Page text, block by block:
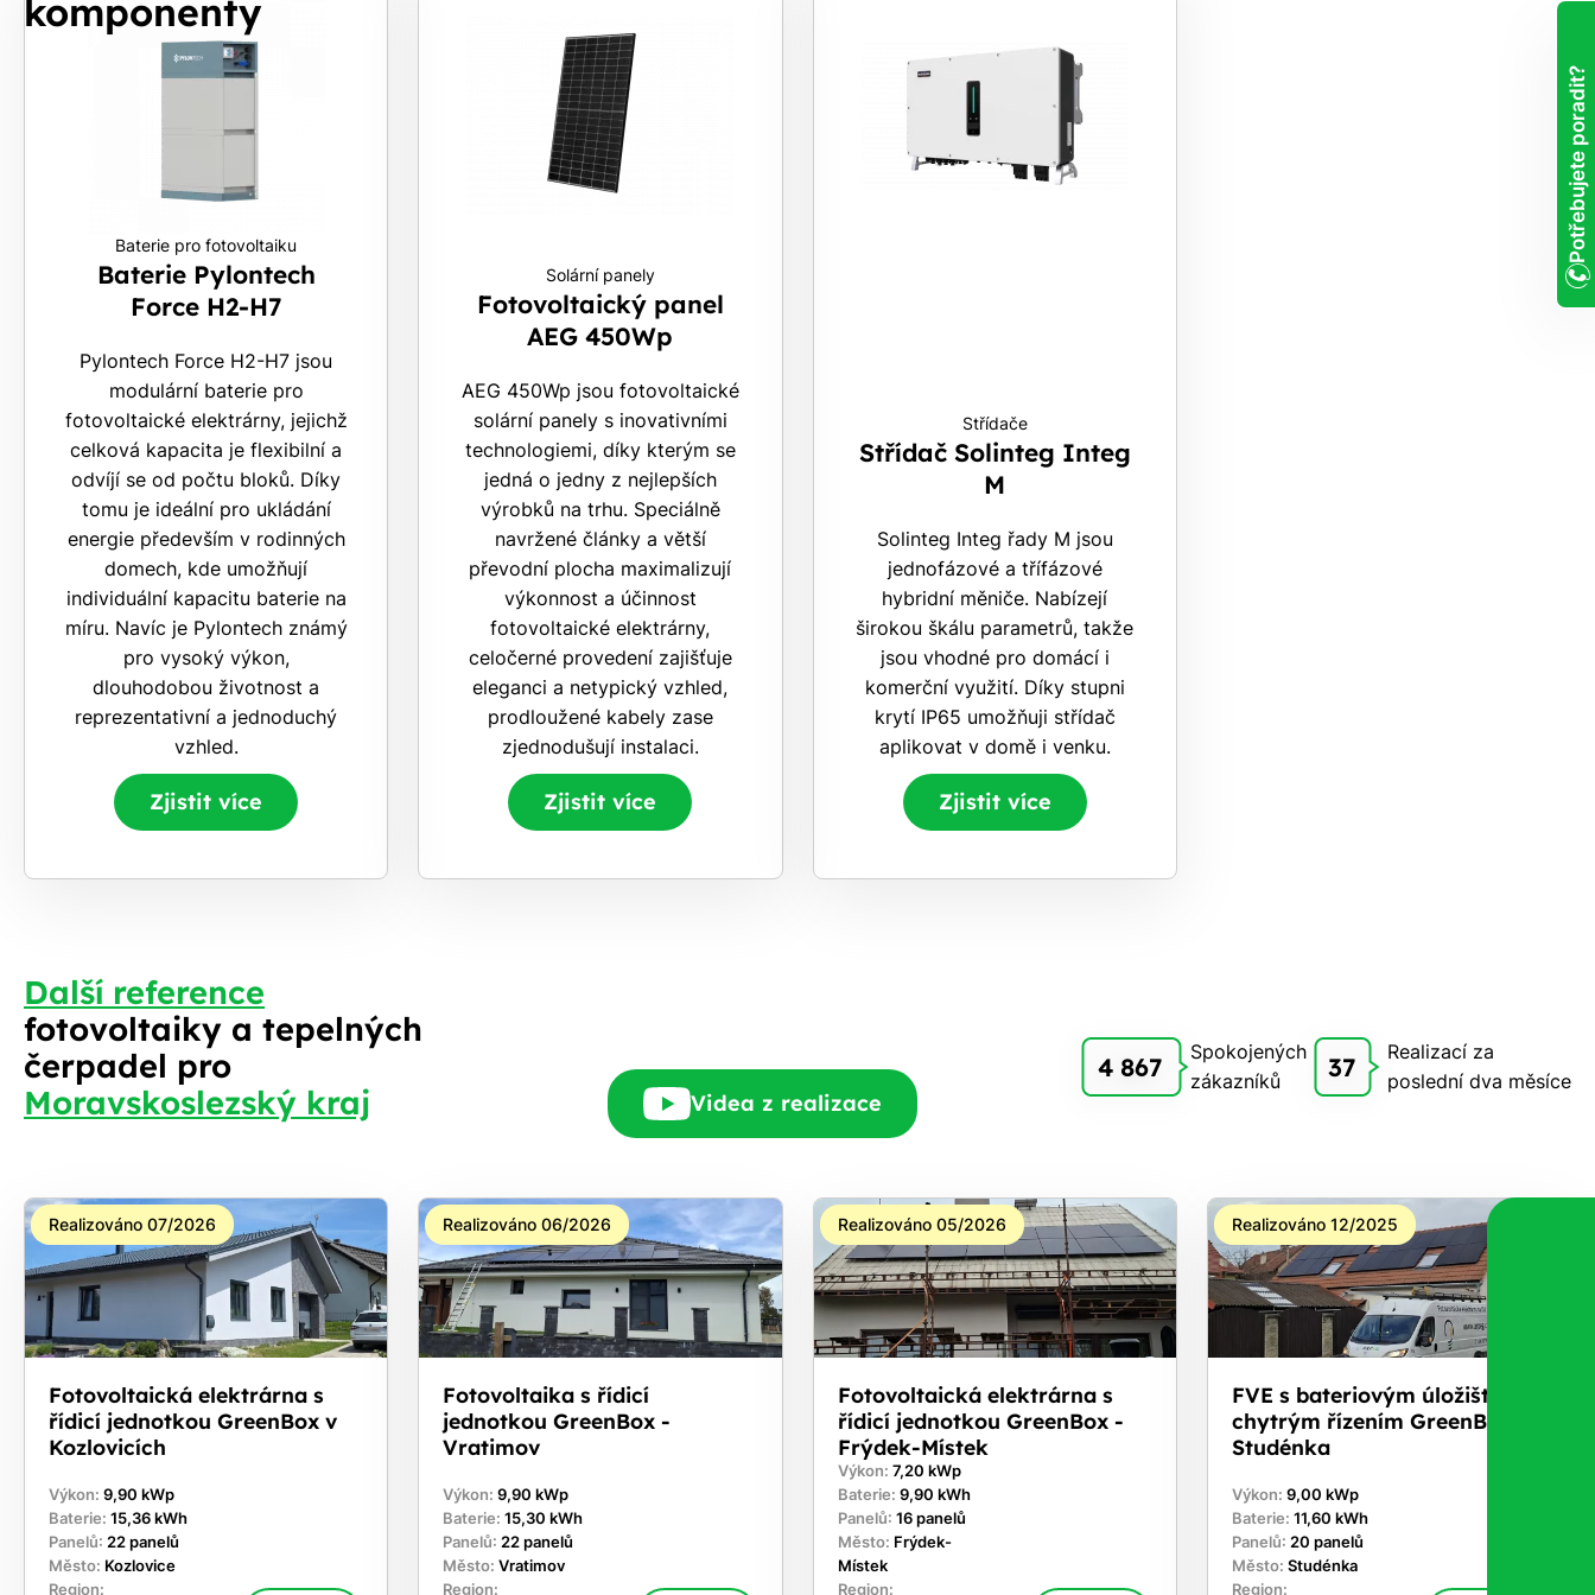
nic Vás to nestojí.
komponenty
Baterie pro fotovoltaiku
Baterie Pylontech
Force H2-H7
Pylontech Force H2-H7 jsou
modulární baterie pro
fotovoltaické elektrárny, jejichž
celková kapacita je flexibilní a
odvíjí se od počtu bloků. Díky
tomu je ideální pro ukládání
energie především v rodinných
domech, kde umožňují
individuální kapacitu baterie na
míru. Navíc je Pylontech známý
pro vysoký výkon,
dlouhodobou životnost a
reprezentativní a jednoduchý
vzhled.
Zjistit více
Solární panely
Fotovoltaický panel
AEG 450Wp
AEG 450Wp jsou fotovoltaické
solární panely s inovativními
technologiemi, díky kterým se
jedná o jedny z nejlepších
výrobků na trhu. Speciálně
navržené články a větší
převodní plocha maximalizují
výkonnost a účinnost
fotovoltaické elektrárny,
celočerné provedení zajišťuje
eleganci a netypický vzhled,
prodloužené kabely zase
zjednodušují instalaci.
Zjistit více
Střídače
Střídač Solinteg Integ
M
Solinteg Integ řady M jsou
jednofázové a třífázové
hybridní měniče. Nabízejí
širokou škálu parametrů, takže
jsou vhodné pro domácí i
komerční využití. Díky stupni
krytí IP65 umožňuji střídač
aplikovat v domě i venku.
Zjistit více
Další reference
fotovoltaiky a tepelných
čerpadel pro
Moravskoslezský kraj
Videa z realizace
4 867
Spokojených
zákazníků
37
Realizací za
poslední dva měsíce
Realizováno 07/2026
Fotovoltaická elektrárna s
řídicí jednotkou GreenBox v
Kozlovicích
Výkon: 9,90 kWp
Baterie: 15,36 kWh
Panelů: 22 panelů
Město: Kozlovice
Region:
Realizováno 06/2026
Fotovoltaika s řídicí
jednotkou GreenBox -
Vratimov
Výkon:9,90 kWp
Baterie:15,30 kWh
Panelů: 22 panelů
Město:Vratimov
Region:
Realizováno 05/2026
Fotovoltaická elektrárna s
řídicí jednotkou GreenBox -
Frýdek-Místek
Výkon: 7,20 kWp
Baterie: 9,90 kWh
Panelů: 16 panelů
Město: Frýdek-
Místek
Region:
Realizováno 12/2025
FVE s bateriovým úložištěm a
chytrým řízením GreenBox -
Studénka
Výkon: 9,00 kWp
Baterie: 11,60 kWh
Panelů: 20 panelů
Město: Studénka
Region:
Potřebujete poradit?